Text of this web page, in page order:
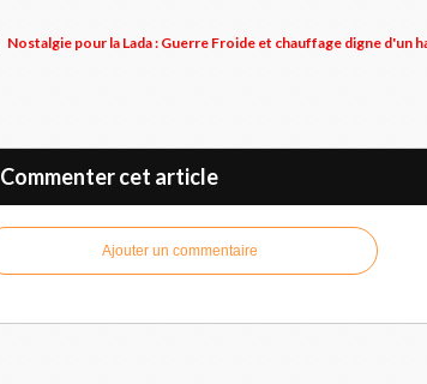
Nostalgie pour la Lada : Guerre Froide et chauffage digne d'un
Commenter cet article
Ajouter un commentaire